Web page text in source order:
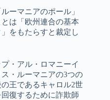
ーマニアのポール」
は「欧州連合の基本
をもたらすと裁定し
・アル・ロマニーイ
ス・ルーマニアの3つの
王であるキャロル2世
復するために詐欺師